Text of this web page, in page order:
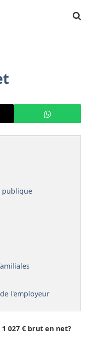
publique
l'employeur
1 027 € brut en net?